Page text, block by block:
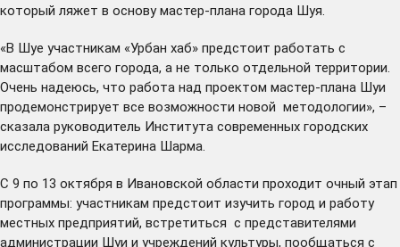
который ляжет в основу мастер-плана города Шуя.
«В Шуе участникам «Урбан хаб» предстоит работать с
масштабом всего города, а не только отдельной территории.
Очень надеюсь, что работа над проектом мастер-плана Шуи
продемонстрирует все возможности новой методологии», –
сказала руководитель Института современных городских
исследований Екатерина Шарма.
С 9 по 13 октября в Ивановской области проходит очный этап
программы: участникам предстоит изучить город и работу
местных предприятий, встретиться с представителями
администрации Шуи и учреждений культуры, пообщаться с